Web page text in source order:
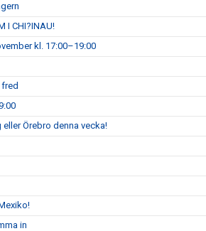
I CHI?INAU!
kl. 17:00–19:00
Örebro denna vecka!
in